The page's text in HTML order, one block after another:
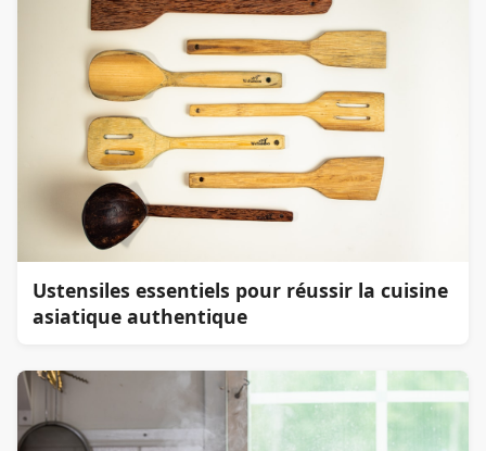
Ustensiles essentiels pour réussir la cuisine
asiatique authentique